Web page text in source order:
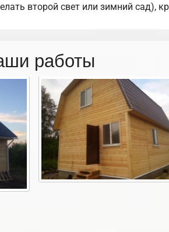
второй свет или зимний сад),
работы